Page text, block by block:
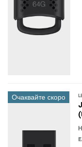
Очаквайте скоро